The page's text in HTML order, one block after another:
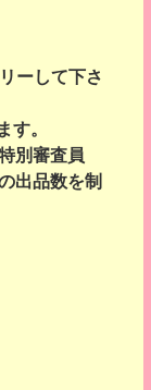
ーして下さ
す。
別審査員
出品数を制